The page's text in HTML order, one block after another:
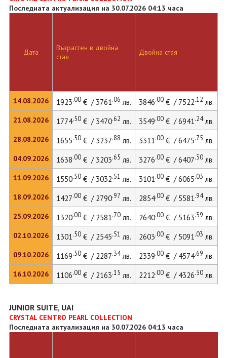
Последната актуализация на 30.07.2026 04:13 часа
Дата
14.08.2026
21.08.2026
28.08.2026
04.09.2026
11.09.2026
18.09.2026
25.09.2026
02.10.2026
09.10.2026
16.10.2026
Възрастен в двойна
стая
Двойна стая
1923.00€ / 3761.06 лв. 3846.00€ / 7522.12 лв.
1774.50€ / 3470.62 лв. 3549.00€ / 6941.24лв.
1655.50€ / 3237.88 лв. 3311.00€ / 6475.75 лв.
1638.00€ / 3203.65 лв. 3276.00€ / 6407.30лв.
1550.50€ / 3032.51 лв. 3101.00€ / 6065.03 лв.
1427.00€ / 2790.97 лв. 2854.00€ / 5581.94лв.
1320.00€ / 2581.70лв. 2640.00€ / 5163.39 лв.
1301.50€ / 2545.51 лв. 2603.00€ / 5091.03 лв.
1169.50€ / 2287.34лв. 2339.00€ / 4574.69 лв.
1106.00€ / 2163.15 лв. 2212.00€ / 4326.30лв.
JUNIOR SUITE, UAI
CRYSTAL CENTRO PEARL COLLECTION
Последната актуализация на 30.07.2026 04:13 часа